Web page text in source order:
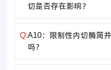
切是否存在影响？
Q:A10：限制性内切酶简
吗？